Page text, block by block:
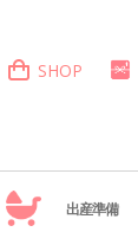
SHOP
出産準備